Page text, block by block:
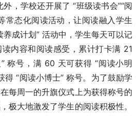
，学校还开展了 “班级读书会”“阅
常态化阅读活动，让阅读融入学生
养成计划” 活动中，学生每天可以记
内容和阅读感受，累计打卡满 21
称号，满 60 天可获得 “阅读小明
得 “阅读小博士” 称号。为了鼓励学
每周一的升旗仪式上为获得称号的
极大地激发了学生的阅读积极性。